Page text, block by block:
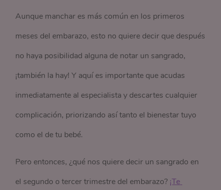
Aunque manchar es más común en los primeros
meses del embarazo, esto no quiere decir que después
no haya posibilidad alguna de notar un sangrado,
¡también la hay! Y aquí es importante que acudas
inmediatamente al especialista y descartes cualquier
complicación, priorizando así tanto el bienestar tuyo
como el de tu bebé.
Pero entonces, ¿qué nos quiere decir un sangrado en
el segundo o tercer trimestre del embarazo? ¡Te